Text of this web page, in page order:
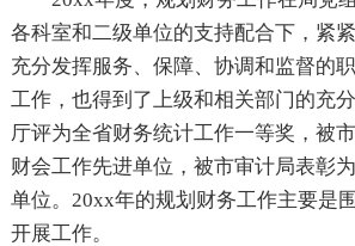
各科室和二级单位的支持配合下，紧
充分发挥服务、保障、协调和监督的
工作，也得到了上级和相关部门的充
厅评为全省财务统计工作一等奖，被
财会工作先进单位，被市审计局表彰
单位。20xx年的规划财务工作主要是
开展工作。